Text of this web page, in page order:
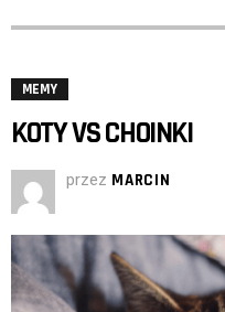
MEMY
KOTY VS CHOINKI
przez MARCIN